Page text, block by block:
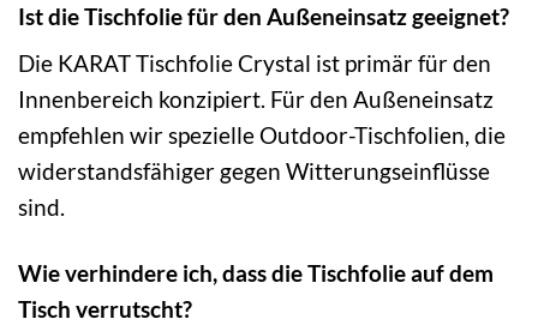
Ist die Tischfolie für den Außeneinsatz geeignet?
Die KARAT Tischfolie Crystal ist primär für den
Innenbereich konzipiert. Für den Außeneinsatz
empfehlen wir spezielle Outdoor-Tischfolien, die
widerstandsfähiger gegen Witterungseinflüsse
sind.
Wie verhindere ich, dass die Tischfolie auf dem
Tisch verrutscht?